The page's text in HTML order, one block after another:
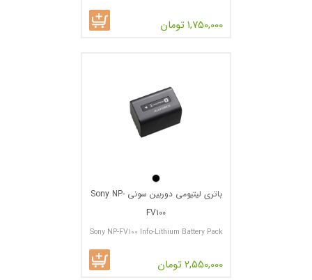
1,750,000 تومان
باتری لیتیومی دوربین سونی Sony NP-
FV100
Sony NP-FV100 Info-Lithium Battery Pack
2,550,000 تومان